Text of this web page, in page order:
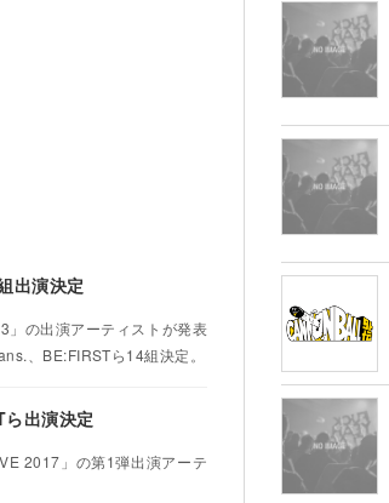
出演決定
」の出演アーティストが発表
、BE:FIRSTら14組決定。
出演決定
2017」の第1弾出演アーテ